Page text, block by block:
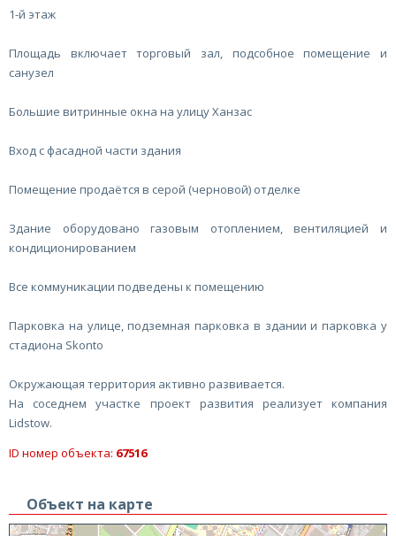
1-й этаж
Площадь включает торговый зал, подсобное помещение и
санузел
Большие витринные окна на улицу Ханзас
Вход с фасадной части здания
Помещение продаётся в серой (черновой) отделке
Здание оборудовано газовым отоплением, вентиляцией и
кондиционированием
Все коммуникации подведены к помещению
Парковка на улице, подземная парковка в здании и парковка у
стадиона Skonto
Окружающая территория активно развивается.
На соседнем участке проект развития реализует компания
Lidstow.
ID номер объекта: 67516
Объект на карте